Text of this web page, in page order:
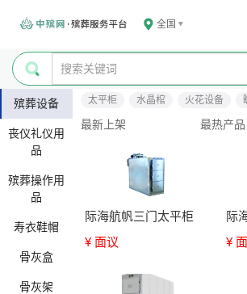
全国
殡葬设备
丧仪礼仪用
品
殡葬操作用
品
寿衣鞋帽
骨灰盒
骨灰架
太平柜 水晶棺 火花设备
最新上架 最热产品
际海航帆三门太平柜
¥ 面议
¥